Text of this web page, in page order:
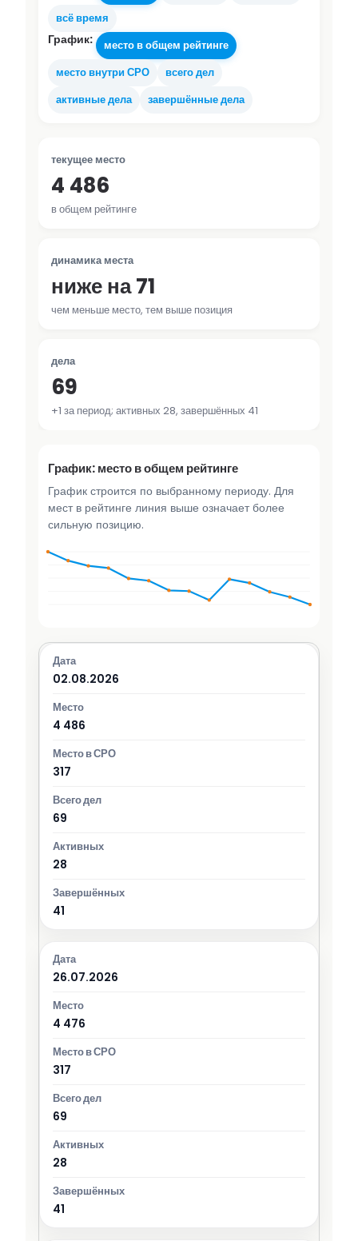
всё время
График:
место в общем рейтинге
место внутри СРО
всего дел
активные дела
завершённые дела
текущее место
4 486
в общем рейтинге
динамика места
ниже на 71
чем меньше место, тем выше позиция
дела
69
+1 за период; активных 28, завершённых 41
График: место в общем рейтинге
График строится по выбранному периоду. Для
мест в рейтинге линия выше означает более
сильную позицию.
02.08.2026
4 486
317
69
28
41
26.07.2026
4 476
317
69
28
41